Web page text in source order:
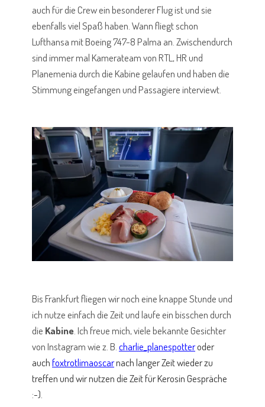
auch für die Crew ein besonderer Flug ist und sie
ebenfalls viel Spaß haben. Wann fliegt schon
Lufthansa mit Boeing 747-8 Palma an. Zwischendurch
sind immer mal Kamerateam von RTL, HR und
Planemenia durch die Kabine gelaufen und haben die
Stimmung eingefangen und Passagiere interviewt.
Bis Frankfurt fliegen wir noch eine knappe Stunde und
ich nutze einfach die Zeit und laufe ein bisschen durch
die Kabine . Ich freue mich, viele bekannte Gesichter
von Instagram wie z. B. charlie_planespotteroder
auchfoxtrotlimaoscarnach langer Zeit wieder zu
treffen und wir nutzen die Zeit für Kerosin Gespräche
:-).